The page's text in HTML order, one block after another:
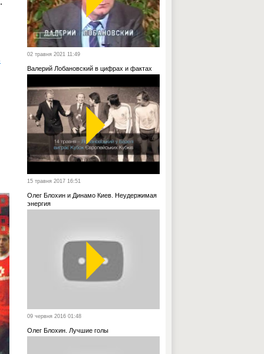
02 травня 2021 11:49
Валерий Лобановский в цифрах и фактах
15 травня 2017 16:51
Олег Блохин и Динамо Киев. Неудержимая
энергия
09 червня 2016 01:48
Олег Блохин. Лучшие голы